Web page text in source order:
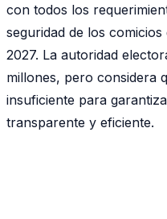
con todos los
seguridad de los
2027. La autoridad
millones, pero considera
insuficiente para
transparente y eficiente.